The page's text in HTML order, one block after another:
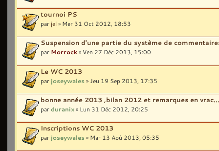
tournoi PS
par jel» Mer 31 Oct 2012, 18:53
Suspension d'une partie du système de
par Morrock» Ven 27 Déc 2013, 15:00
Le WC 2013
par joseywales» Jeu 19 Sep 2013, 17:35
bonne année 2013 ,bilan 2012 et remarques en vrac...
parduranix» Lun 31 Déc 2012, 20:25
Inscriptions WC 2013
par joseywales» Mar 13 Aoû 2013, 05:35